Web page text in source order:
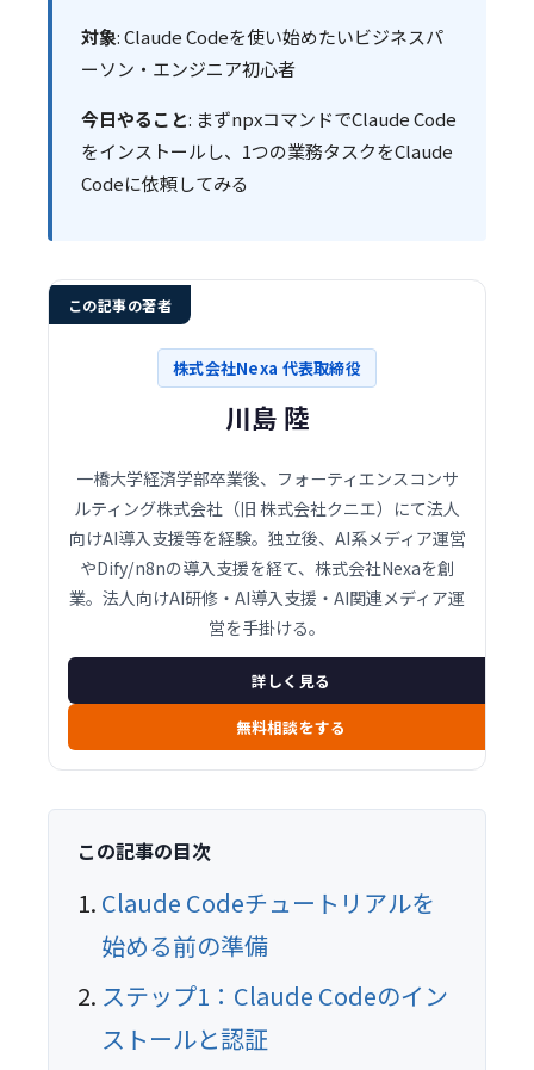
対象: Claude Codeを使い始めたいビジネスパ
ーソン・エンジニア初心者
今日やること: まずnpxコマンドでClaude Code
をインストールし、1つの業務タスクをClaude
Codeに依頼してみる
この記事の著者
株式会社Nexa 代表取締役
川島 陸
一橋大学経済学部卒業後、フォーティエンスコンサ
ルティング株式会社（旧 株式会社クニエ）にて法人
向けAI導入支援等を経験。独立後、AI系メディア運営
やDify/n8nの導入支援を経て、株式会社Nexaを創
業。法人向けAI研修・AI導入支援・AI関連メディア運
営を手掛ける。
詳しく見る
無料相談をする
この記事の目次
Claude Codeチュートリアルを
始める前の準備
ステップ1：Claude Codeのイン
ストールと認証